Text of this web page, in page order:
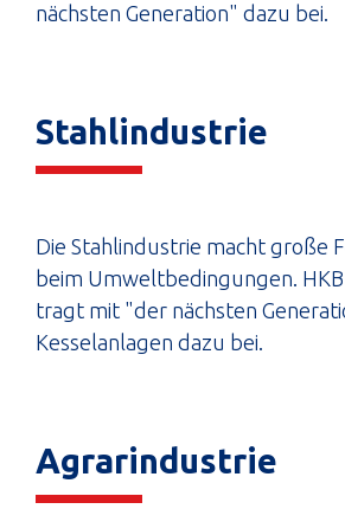
nächsten Generation" dazu bei.
Stahlindustrie
Die Stahlindustrie macht große
beim Umweltbedingungen.
tragt mit "der nächsten
Kesselanlagen dazu bei.
Agrarindustrie